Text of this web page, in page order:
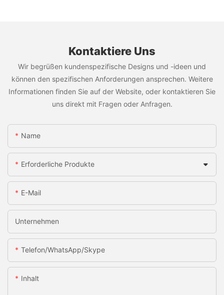
Kontaktiere Uns
Wir begrüßen kundenspezifische Designs und -ideen und
können den spezifischen Anforderungen ansprechen. Weitere
Informationen finden Sie auf der Website, oder kontaktieren Sie
uns direkt mit Fragen oder Anfragen.
Name
Erforderliche Produkte
E-Mail
Unternehmen
Telefon/WhatsApp/Skype
Inhalt